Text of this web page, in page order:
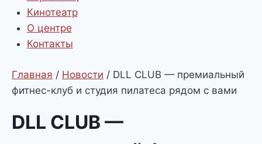
Кинотеатр
О центре
Контакты
Главная / Новости / DLL CLUB — премиальный
фитнес-клуб и студия пилатеса рядом с вами
DLL CLUB —